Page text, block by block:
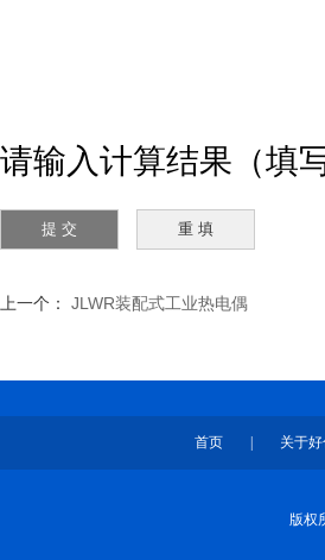
请输入计算结果（填
上一个： JLWR装配式工业热电偶
首页 关于
版权